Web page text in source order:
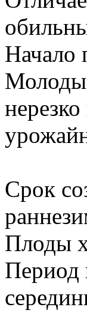
Начало
Срок
Плоды
Период